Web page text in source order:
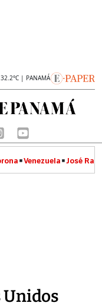
32.2°C | PANAMÁ
Venezuela José
Unidos